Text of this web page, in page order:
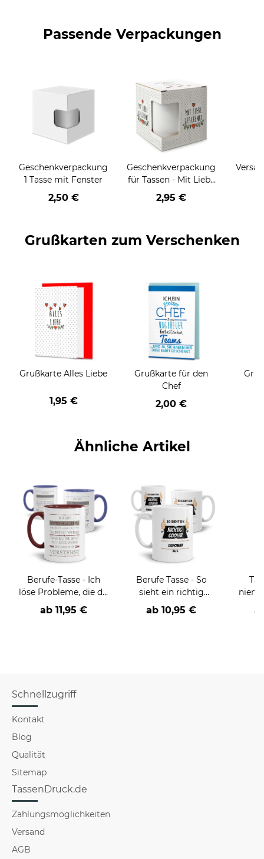
Passende Verpackungen
Geschenkverpackung
1 Tasse mit Fenster
2,50 €
Geschenkverpackung
für Tassen - Mit Liebe
geschenkt
2,95 €
Grußkarten zum Verschenken
Grußkarte Alles Liebe
1,95 €
Grußkarte für den
Chef
2,00 €
Ähnliche Artikel
Berufe-Tasse - Ich
löse Probleme, die du
nicht verstehst -
verschiedene Berufe
ab 11,95 €
Berufe Tasse - So
sieht ein richtig
cooler -BERUF- aus
ab 10,95 €
Schnellzugriff
Kontakt
Blog
Qualität
Sitemap
TassenDruck.de
Zahlungsmöglichkeiten
Versand
AGB